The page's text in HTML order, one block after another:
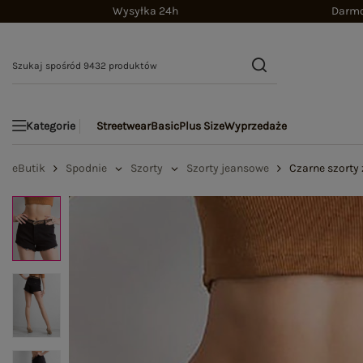
Wysyłka 24h
Kategorie StreetwearBasicPlus SizeWyprzedaże
eButik Spodnie Szorty Szorty jeansowe Czarne szorty